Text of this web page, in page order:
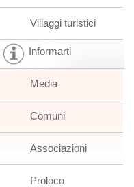
Villaggi turistici
Informarti
Media
Comuni
Associazioni
Proloco